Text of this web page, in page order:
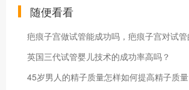
随便看看
英国三代试管婴儿技术的成功率高吗？
45岁男人的精子质量怎样如何提高精子质量